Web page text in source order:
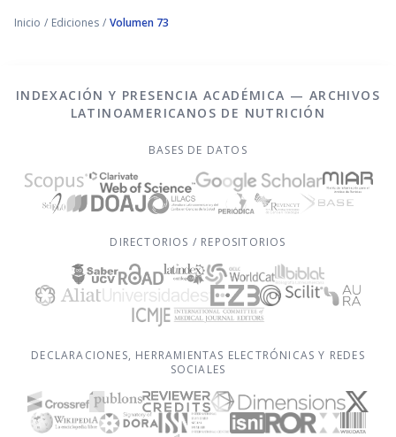
Inicio / Ediciones / Volumen 73
INDEXACIÓN Y PRESENCIA ACADÉMICA — ARCHIVOS
LATINOAMERICANOS DE NUTRICIÓN
BASES DE DATOS
DIRECTORIOS / REPOSITORIOS
DECLARACIONES, HERRAMIENTAS ELECTRÓNICAS Y REDES
SOCIALES